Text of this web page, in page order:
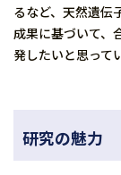
るなど、天然遺伝
成果に基づいて、
発したいと思って
研究の魅力